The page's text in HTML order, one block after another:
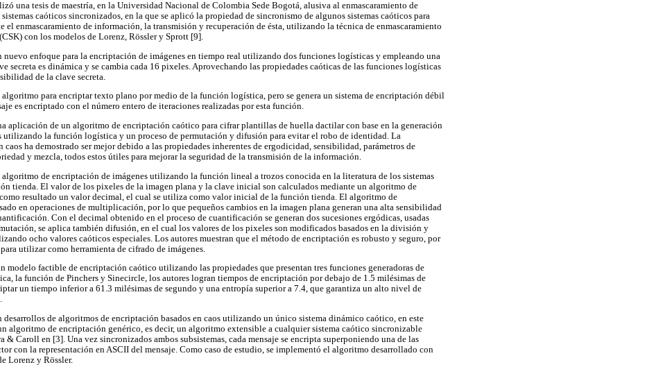
una tesis de maestría, en la Universidad Nacional de Colombia Sede Bogotá, alusiva al enmascaramiento de
caóticos sincronizados, en la que se aplicó la propiedad de sincronismo de algunos sistemas caóticos para
el enmascaramiento de información, la transmisión y recuperación de ésta, utilizando la técnica de enmascaramiento
con los modelos de Lorenz, Rössler y Sprott [9].
nuevo enfoque para la encriptación de imágenes en tiempo real utilizando dos funciones logísticas y empleando una
secreta es dinámica y se cambia cada 16 pixeles. Aprovechando las propiedades caóticas de las funciones logísticas
de la clave secreta.
algoritmo para encriptar texto plano por medio de la función logística, pero se genera un sistema de encriptación débil
es encriptado con el número entero de iteraciones realizadas por esta función.
aplicación de un algoritmo de encriptación caótico para cifrar plantillas de huella dactilar con base en la generación
utilizando la función logística y un proceso de permutación y difusión para evitar el robo de identidad. La
caos ha demostrado ser mejor debido a las propiedades inherentes de ergodicidad, sensibilidad, parámetros de
y mezcla, todos estos útiles para mejorar la seguridad de la transmisión de la información.
de encriptación de imágenes utilizando la función lineal a trozos conocida en la literatura de los sistemas
tienda. El valor de los pixeles de la imagen plana y la clave inicial son calculados mediante un algoritmo de
resultado un valor decimal, el cual se utiliza como valor inicial de la función tienda. El algoritmo de
en operaciones de multiplicación, por lo que pequeños cambios en la imagen plana generan una alta sensibilidad
Con el decimal obtenido en el proceso de cuantificación se generan dos sucesiones ergódicas, usadas
se aplica también difusión, en el cual los valores de los pixeles son modificados basados en la división y
ocho valores caóticos especiales. Los autores muestran que el método de encriptación es robusto y seguro, por
utilizar como herramienta de cifrado de imágenes.
modelo factible de encriptación caótico utilizando las propiedades que presentan tres funciones generadoras de
la función de Pinchers y Sinecircle, los autores logran tiempos de encriptación por debajo de 1.5 milésimas de
un tiempo inferior a 61.3 milésimas de segundo y una entropía superior a 7.4, que garantiza un alto nivel de
de algoritmos de encriptación basados en caos utilizando un único sistema dinámico caótico, en este
algoritmo de encriptación genérico, es decir, un algoritmo extensible a cualquier sistema caótico sincronizable
& Caroll en [3]. Una vez sincronizados ambos subsistemas, cada mensaje se encripta superponiendo una de las
con la representación en ASCII del mensaje. Como caso de estudio, se implementó el algoritmo desarrollado con
Lorenz y Rössler.